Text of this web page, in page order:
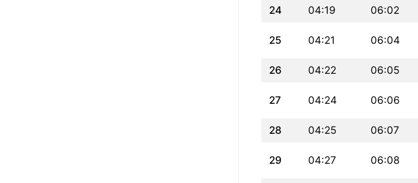
24 04:19 06:02
25 04:21 06:04
26 04:22 06:05
27 04:24 06:06
28 04:25 06:07
29 04:27 06:08